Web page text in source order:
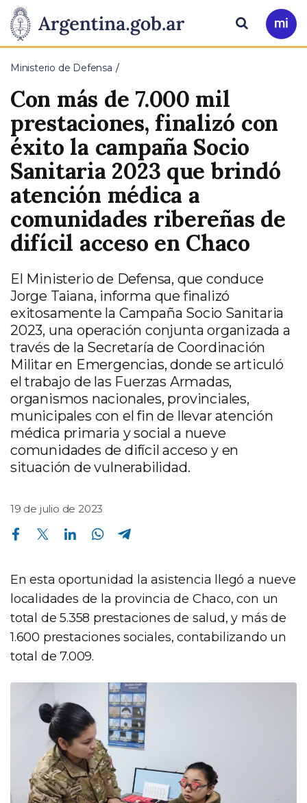
Presidencia
de
la
Nación
Pasar al contenido principal
Ir
a
Buscar
Ministerio de Defensa
Con más de 7.000 mil
prestaciones, finalizó con
éxito la campaña Socio
Sanitaria 2023 que brindó
atención médica a
comunidades ribereñas de
difícil acceso en Chaco
El Ministerio de Defensa, que conduce
Jorge Taiana, informa que finalizó
exitosamente la Campaña Socio Sanitaria
2023, una operación conjunta organizada a
través de la Secretaría de Coordinación
Militar en Emergencias, donde se articuló
el trabajo de las Fuerzas Armadas,
organismos nacionales, provinciales,
municipales con el fin de llevar atención
médica primaria y social a nueve
comunidades de difícil acceso y en
situación de vulnerabilidad.
19 de julio de 2023
Compartir en Facebook Compartir en Twitter Compartir en Linkedin Compartir en Whatsapp
En esta oportunidad la asistencia llegó a nueve
localidades de la provincia de Chaco, con un
total de 5.358 prestaciones de salud, y más de
1.600 prestaciones sociales, contabilizando un
total de 7.009.